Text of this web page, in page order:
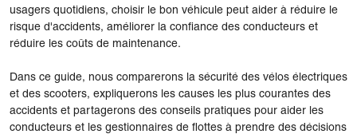
usagers quotidiens, choisir le bon véhicule peut aider à réduire le
risque d'accidents, améliorer la confiance des conducteurs et
réduire les coûts de maintenance.
Dans ce guide, nous comparerons la sécurité des vélos électriques
et des scooters, expliquerons les causes les plus courantes des
accidents et partagerons des conseils pratiques pour aider les
conducteurs et les gestionnaires de flottes à prendre des décisions